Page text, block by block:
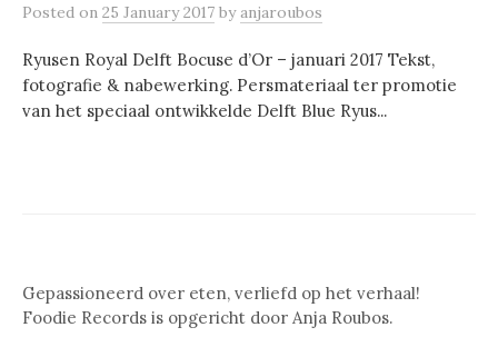
Posted on 25 January 2017 byanjaroubos
Ryusen Royal Delft Bocuse d’Or – januari 2017 Tekst,
fotografie & nabewerking. Persmateriaal ter promotie
van het speciaal ontwikkelde Delft Blue Ryus...
Gepassioneerd over eten, verliefd op het verhaal!
Foodie Records is opgericht door Anja Roubos.